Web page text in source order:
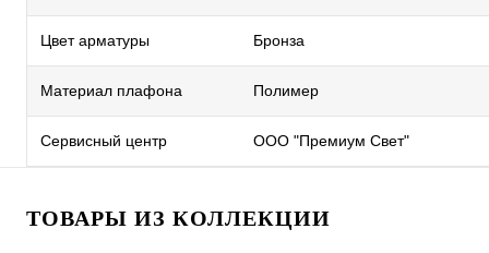
Цвет арматуры Бронза
Материал плафона Полимер
Сервисный центр ООО "Премиум Свет"
ТОВАРЫ ИЗ КОЛЛЕКЦИИ